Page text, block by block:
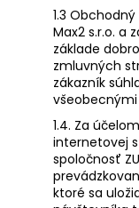
1.3
Max2 s.r.o. a
základe
zmluvných
zákazník
1.4. Za
internetovej
spoločnosť
ktoré sa